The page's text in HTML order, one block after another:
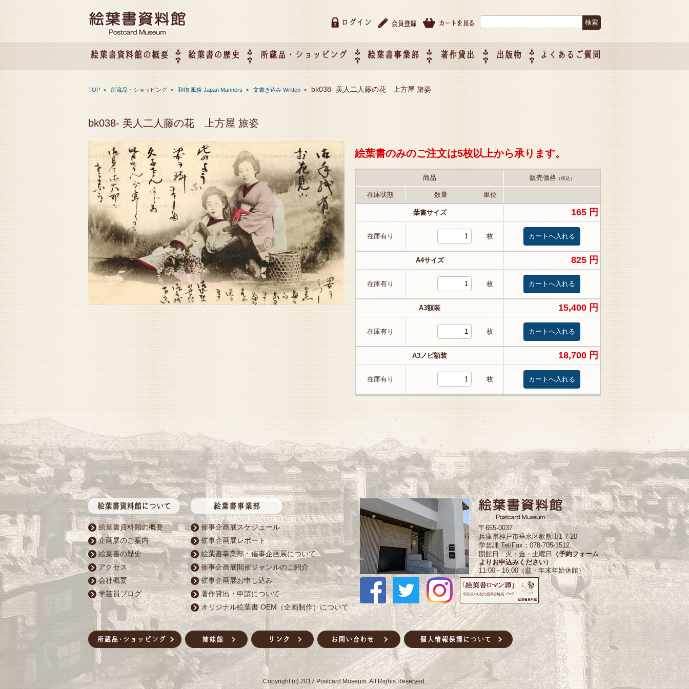
ログイン
絵葉書資料館の概要 絵葉書の歴史 所蔵品・ショッピング 絵葉書事業部
て
作）について
著作貸出 出版物 よくあるご質問
TOP > 所蔵品・ショッピング > 和物 風俗 Japan Manners > 文書き込み Written >bk038- 美人二人藤の花 上方屋 旅姿
bk038- 美人二人藤の花 上方屋 旅姿
絵葉書のみのご注文は5枚以上から承ります。
商品 販売価格（税込）
在庫状態 数量 単位
葉書サイズ 165 円
在庫有り 枚
A4サイズ 825 円
在庫有り 枚
A3額装 15,400 円
在庫有り 枚
A3ノビ額装 18,700 円
在庫有り 枚
絵葉書資料館の概要
企画展のご案内
絵葉書の歴史
アクセス
会社概要
学芸員ブログ
催事企画展スケジュール
催事企画展レポート
絵葉書事業部・催事企画展について
催事企画展開催ジャンルのご紹介
催事企画展お申し込み
著作貸出・申請について
オリジナル絵葉書 OEM（企画制作）について
〒655-0037
兵庫県神戸市垂水区歌敷山1-7-20
学芸課 Tel/Fax：078-705-1512
開館日：火・金・土曜日 （予約フォーム
よりお申込みください）
11:00～16:00（盆・年末年始休館）
Copyright (c) 2017 Postcard Museum. All Rights Reserved.